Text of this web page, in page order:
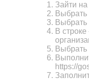
Зайти на
Выбрать
Выбрать
В
Выбрать
https://